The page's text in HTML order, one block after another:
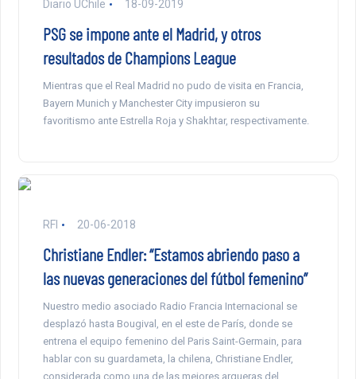
Diario UChile 18-09-2019
PSG se impone ante el Madrid, y otros
resultados de Champions League
Mientras que el Real Madrid no pudo de visita en Francia,
Bayern Munich y Manchester City impusieron su
favoritismo ante Estrella Roja y Shakhtar, respectivamente.
RFI 20-06-2018
Christiane Endler: “Estamos abriendo paso a
las nuevas generaciones del fútbol femenino”
Nuestro medio asociado Radio Francia Internacional se
desplazó hasta Bougival, en el este de París, donde se
entrena el equipo femenino del Paris Saint-Germain, para
hablar con su guardameta, la chilena, Christiane Endler,
considerada como una de las mejores arqueras del